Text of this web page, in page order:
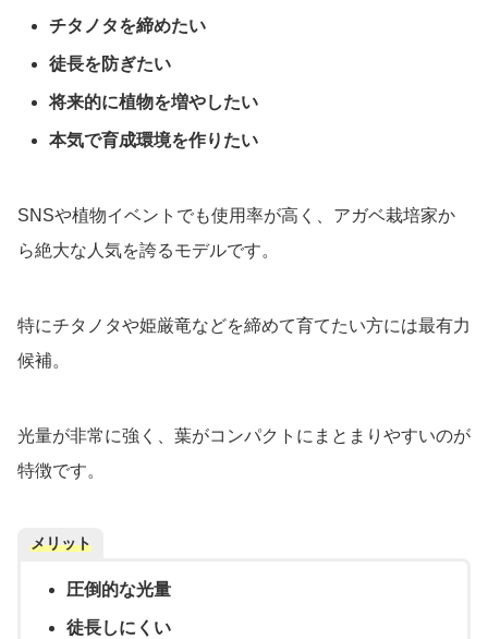
チタノタを締めたい
徒長を防ぎたい
将来的に植物を増やしたい
本気で育成環境を作りたい
SNSや植物イベントでも使用率が高く、アガベ栽培家か
ら絶大な人気を誇るモデルです。
特にチタノタや姫厳竜などを締めて育てたい方には最有力
候補。
光量が非常に強く、葉がコンパクトにまとまりやすいのが
特徴です。
メリット
圧倒的な光量
徒長しにくい